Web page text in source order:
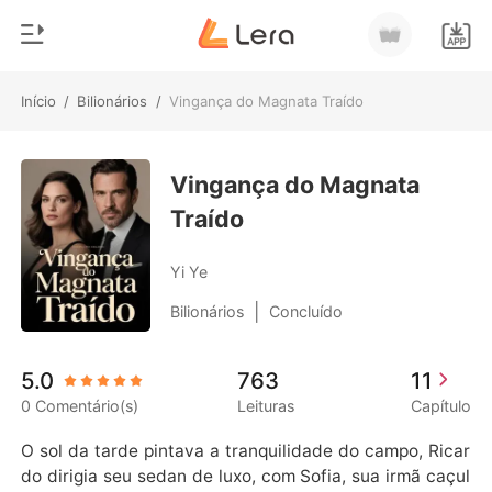
Início / Bilionários / Vingança do Magnata Traído
Loja
Histórico
Sair
Baixar App
Gênero
Moderno
Lobisomem
Contos
Bilionários
Vingança do Magnata
Traído
Yi Ye
Bilionários Concluído
5.0
0 Comentário(s)
763
Leituras
11
Capítulo
O sol da tarde pintava a tranquilidade do campo, Ricar
do dirigia seu sedan de luxo, com Sofia, sua irmã caçul